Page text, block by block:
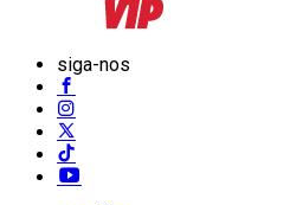
siga-nos